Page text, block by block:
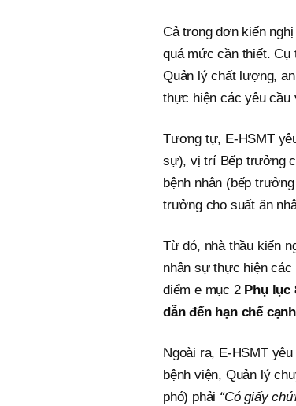
Cả trong đơn kiến
quá mức cần thiết.
Quản lý chất lượng,
thực hiện các yêu
Tương tự, E-HSMT
sự), vị trí Bếp trưởng
bệnh nhân (bếp
trưởng cho suất ăn
Từ đó, nhà thầu kiến
nhân sự thực hiện các
điểm e mục 2 Phụ lục
dẫn đến hạn chế
Ngoài ra, E-HSMT
bệnh viện, Quản lý
phó) phải “Có giấy